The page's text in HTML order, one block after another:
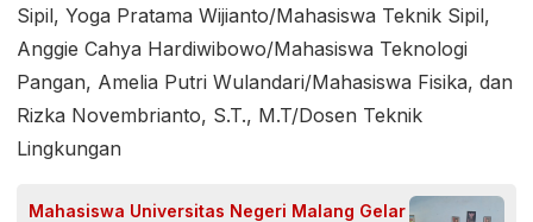
Sipil, Yoga Pratama Wijianto/Mahasiswa Teknik Sipil,
Anggie Cahya Hardiwibowo/Mahasiswa Teknologi
Pangan, Amelia Putri Wulandari/Mahasiswa Fisika, dan
Rizka Novembrianto, S.T., M.T/Dosen Teknik
Lingkungan
Mahasiswa Universitas Negeri Malang Gelar